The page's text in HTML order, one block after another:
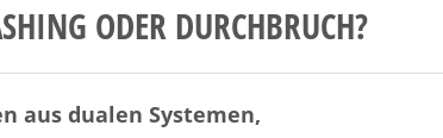
ODER DURCHBRUCH?
aus dualen Systemen,